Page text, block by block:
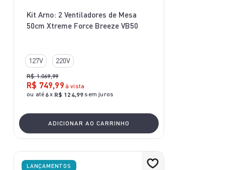
Kit Arno: 2 Ventiladores de Mesa
50cm Xtreme Force Breeze VB50
127V 220V
R$ 1.069,99
R$ 749,99 à vista
ou até 6x R$ 124,99sem juros
ADICIONAR AO CARRINHO
LANÇAMENTOS